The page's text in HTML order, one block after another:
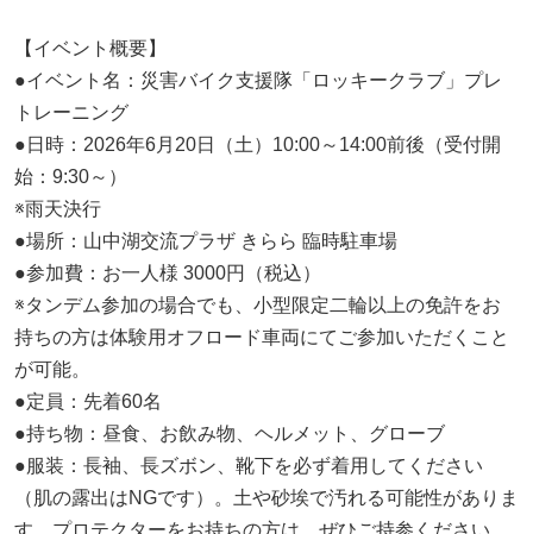
【イベント概要】
●イベント名：災害バイク支援隊「ロッキークラブ」プレ
トレーニング
●日時：2026年6月20日（土）10:00～14:00前後（受付開
始：9:30～）
※雨天決行
●場所：山中湖交流プラザ きらら 臨時駐車場
●参加費：お一人様 3000円（税込）
※タンデム参加の場合でも、小型限定二輪以上の免許をお
持ちの方は体験用オフロード車両にてご参加いただくこと
が可能。
●定員：先着60名
●持ち物：昼食、お飲み物、ヘルメット、グローブ
●服装：長袖、長ズボン、靴下を必ず着用してください
（肌の露出はNGです）。土や砂埃で汚れる可能性がありま